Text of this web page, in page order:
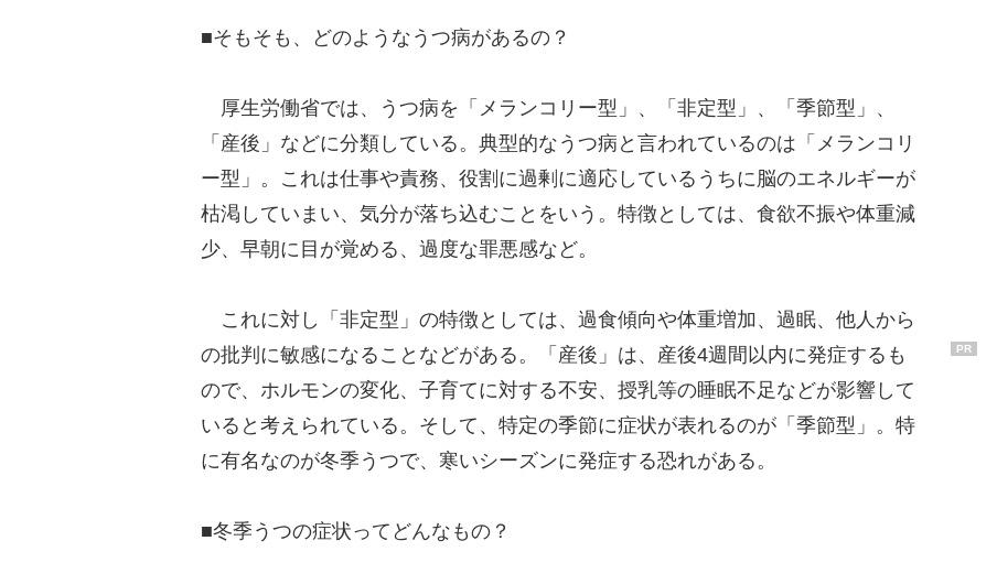
■そもそも、どのようなうつ病があるの？
厚生労働省では、うつ病を「メランコリー型」、「非定型」、「季節型」、
「産後」などに分類している。典型的なうつ病と言われているのは「メランコリ
ー型」。これは仕事や責務、役割に過剰に適応しているうちに脳のエネルギーが
枯渇していまい、気分が落ち込むことをいう。特徴としては、食欲不振や体重減
少、早朝に目が覚める、過度な罪悪感など。
これに対し「非定型」の特徴としては、過食傾向や体重増加、過眠、他人から
の批判に敏感になることなどがある。「産後」は、産後4週間以内に発症するも
ので、ホルモンの変化、子育てに対する不安、授乳等の睡眠不足などが影響して
いると考えられている。そして、特定の季節に症状が表れるのが「季節型」。特
に有名なのが冬季うつで、寒いシーズンに発症する恐れがある。
■冬季うつの症状ってどんなもの？
PR